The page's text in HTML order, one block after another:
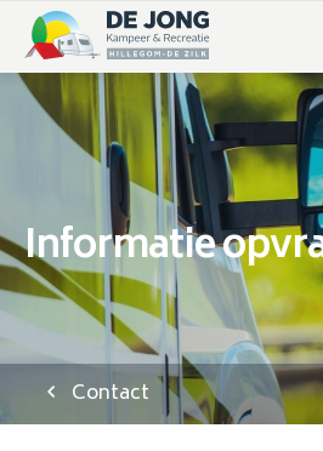
Informatie
Contact